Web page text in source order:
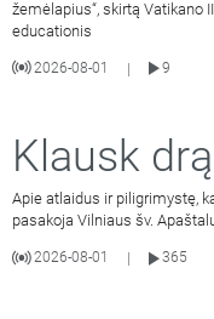
žemėlapius“, skirtą Vatikano
educationis
2026-08-01 |
9
Klausk
Apie atlaidus ir piligrimystę,
pasakoja Vilniaus šv.
2026-08-01
365